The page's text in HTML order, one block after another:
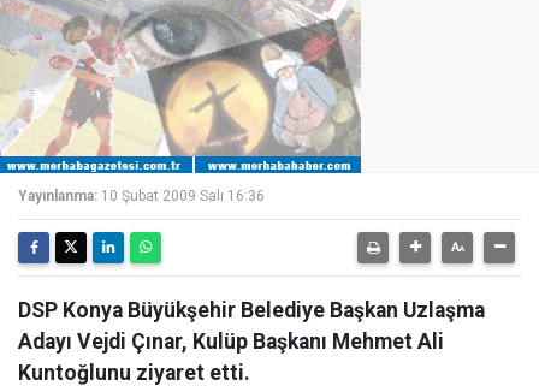
Yayınlanma: 10 Şubat 2009 Salı 16:36
DSP Konya Büyükşehir Belediye Başkan Uzlaşma
Adayı Vejdi Çınar, Kulüp Başkanı Mehmet Ali
Kuntoğlunu ziyaret etti.